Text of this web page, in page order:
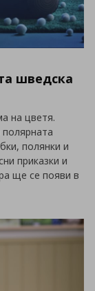
шведска
на цветя.
полянки и
приказки и
ще се появи в